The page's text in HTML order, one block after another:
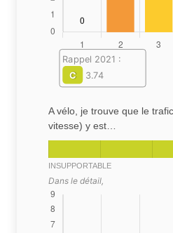
Rappel 2021 :
C
3.74
A vélo, je trouve que le
vitesse) y est…
INSUPPORTABLE
Dans le détail,